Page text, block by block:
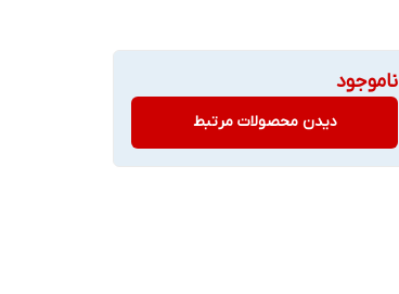
ناموجود
دیدن محصولات مرتبط